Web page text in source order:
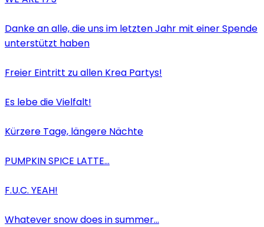
Danke an alle, die uns im letzten Jahr mit einer Spende
unterstützt haben
Freier Eintritt zu allen Krea Partys!
Es lebe die Vielfalt!
Kürzere Tage, längere Nächte
PUMPKIN SPICE LATTE…
F.U.C. YEAH!
Whatever snow does in summer…